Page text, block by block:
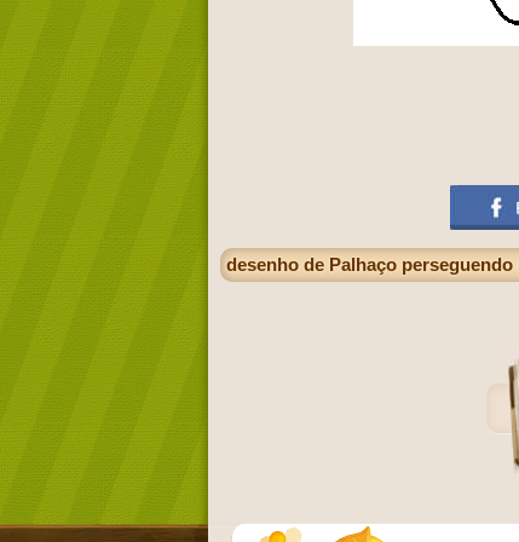
desenho de Palhaço